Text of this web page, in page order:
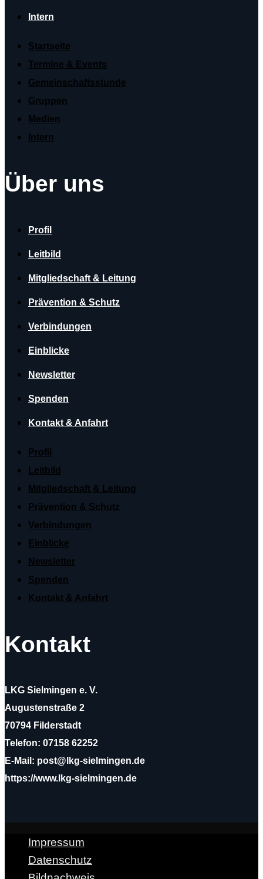
Intern
Startseite
Termine & Events
Gemeinschaftsstunde
Gruppen
Medien
Intern
Über uns
Profil
Leitbild
Mitgliedschaft & Leitung
Prävention & Schutz
Verbindungen
Einblicke
Newsletter
Spenden
Kontakt & Anfahrt
Profil
Leitbild
Mitgliedschaft & Leitung
Prävention & Schutz
Verbindungen
Einblicke
Newsletter
Spenden
Kontakt & Anfahrt
Kontakt
LKG Sielmingen e. V.
Augustenstraße 2
70794 Filderstadt
Telefon: 07158 62252
E-Mail: post@lkg-sielmingen.de
https://www.lkg-sielmingen.de
Impressum
Datenschutz